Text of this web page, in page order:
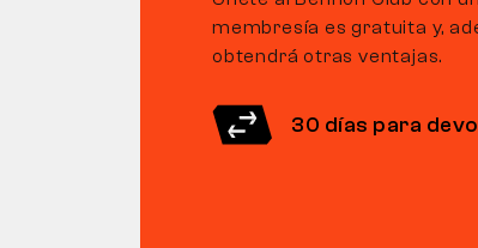
membresía es gratuita y,
obtendrá otras ventajas.
30 días para